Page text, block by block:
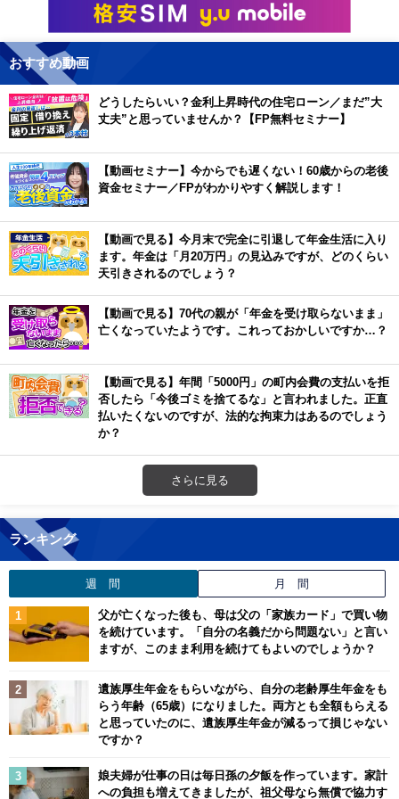
おすすめ動画
どうしたらいい？金利上昇時代の住宅ローン／まだ”大
丈夫”と思っていませんか？【FP無料セミナー】
【動画セミナー】今からでも遅くない！60歳からの老後
資金セミナー／FPがわかりやすく解説します！
【動画で見る】今月末で完全に引退して年金生活に入り
ます。年金は「月20万円」の見込みですが、どのくらい
天引きされるのでしょう？
【動画で見る】70代の親が「年金を受け取らないまま」
亡くなっていたようです。これっておかしいですか…？
【動画で見る】年間「5000円」の町内会費の支払いを拒
否したら「今後ゴミを捨てるな」と言われました。正直
払いたくないのですが、法的な拘束力はあるのでしょう
か？
さらに見る
ランキング
週 間 月 間
父が亡くなった後も、母は父の「家族カード」で買い物
を続けています。「自分の名義だから問題ない」と言い
ますが、このまま利用を続けてもよいのでしょうか？
遺族厚生年金をもらいながら、自分の老齢厚生年金をも
らう年齢（65歳）になりました。両方とも全額もらえる
と思っていたのに、遺族厚生年金が減るって損じゃない
ですか？
娘夫婦が仕事の日は毎日孫の夕飯を作っています。家計
への負担も増えてきましたが、祖父母なら無償で協力す